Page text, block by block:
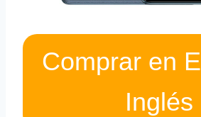
Comprar en
Inglés